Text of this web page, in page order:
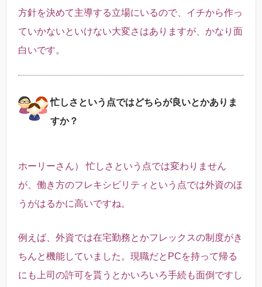
方針を決めて主導する立場にいるので、イチから作っ
ていかないといけない大変さはありますが、かなり面
白いです。
忙しさという点ではどちらが良いとかありま
すか？
ホーリーさん） 忙しさという点では変わりません
が、働き方のフレキシビリティという点では外資のほ
うがはるかに高いですね。
例えば、外資では在宅勤務とかフレックスの制度がき
ちんと機能していました。現職だとPCを持って帰る
にも上司の許可を貰うとかいろいろ手続も面倒ですし